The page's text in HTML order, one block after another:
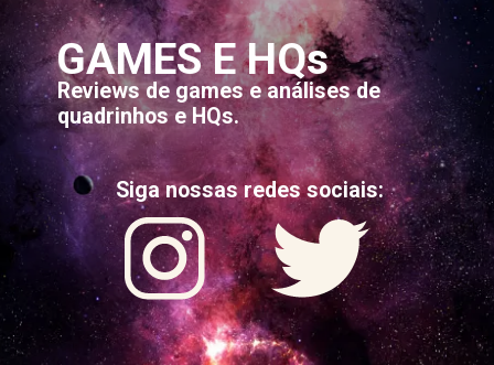
GAMES E HQs
Reviews de games e análises de
quadrinhos e HQs.
Siga nossas redes sociais: